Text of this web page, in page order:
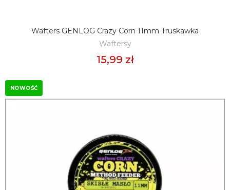
DODAJ DO KOSZYKA
Wafters GENLOG Crazy Corn 11mm Truskawka
Waftersy
15,99 zł
NOWOŚĆ